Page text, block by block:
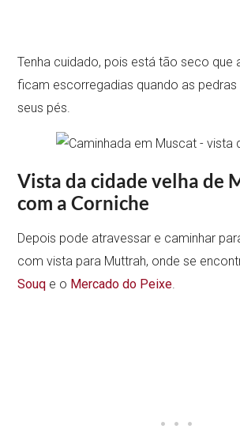
Tenha cuidado, pois está tão seco que
ficam escorregadias quando as
seus pés.
Vista da cidade velha de
com a Corniche
Depois pode atravessar e caminhar
com vista para Muttrah, onde se
Souq e o Mercado do Peixe